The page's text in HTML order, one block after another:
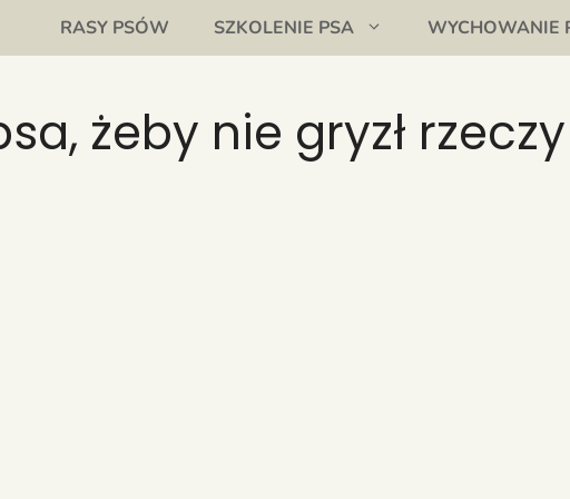
RASY PSÓW SZKOLENIE PSA WYCHOWANIE
żeby nie gryzł rzeczy